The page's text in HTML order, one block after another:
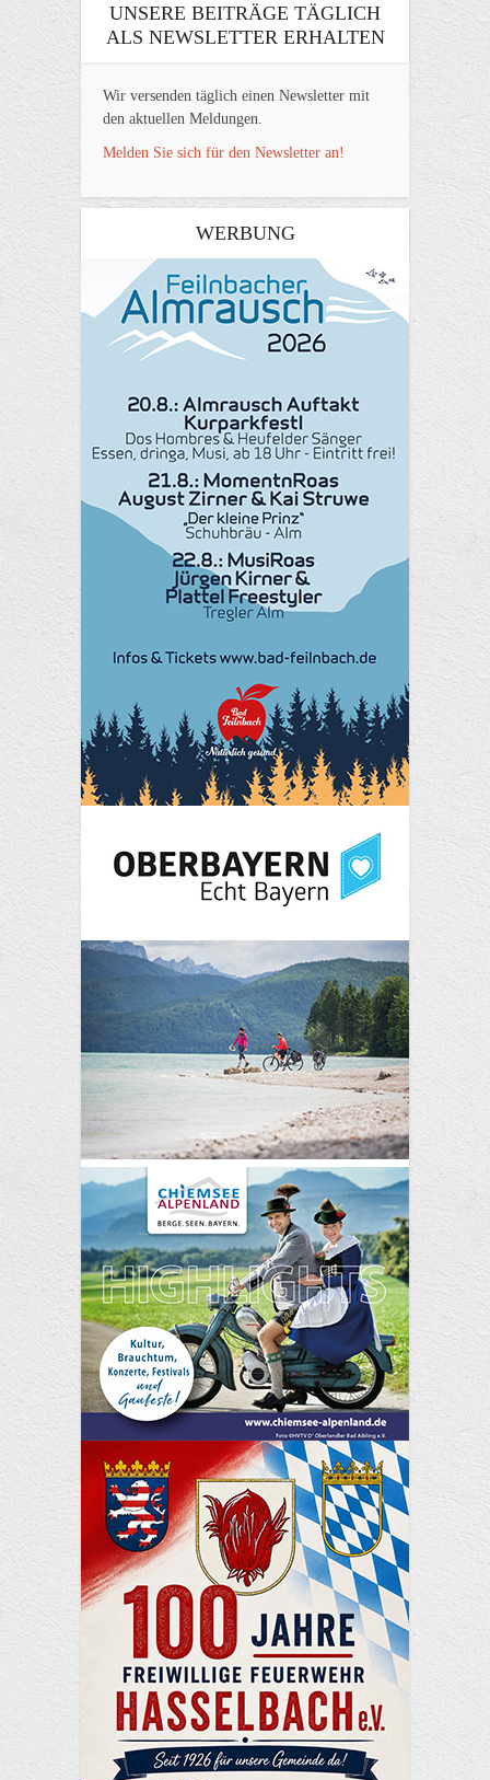
UNSERE BEITRÄGE TÄGLICH
ALS NEWSLETTER ERHALTEN
Wir versenden täglich einen Newsletter mit
den aktuellen Meldungen.
Melden Sie sich für den Newsletter an!
WERBUNG